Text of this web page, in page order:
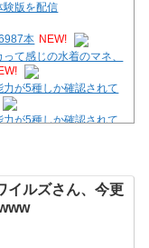
験版を配信
本 NEW!
て感じの水着のマネ、
が5種しか確認されて
が5種しか確認されて
本環奈？
けみたいな回があった
ードだよな
イルズさん、今更